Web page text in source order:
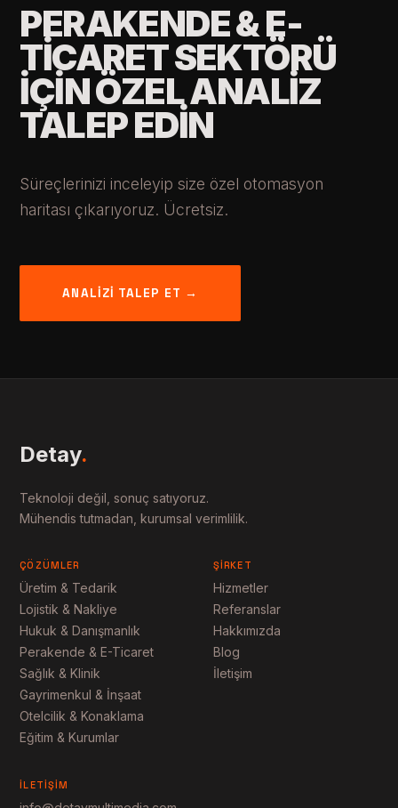
PERAKENDE & E-
TICARET SEKTÖRÜ
IÇIN ÖZEL ANALIZ
TALEP EDIN
Süreçlerinizi inceleyip size özel otomasyon
haritası çıkarıyoruz. Ücretsiz.
ANALIZI TALEP ET →
Detay.
Teknoloji değil, sonuç satıyoruz.
Mühendis tutmadan, kurumsal verimlilik.
ÇÖZÜMLER
Üretim & Tedarik
Lojistik & Nakliye
Hukuk & Danışmanlık
Perakende & E-Ticaret
Sağlık & Klinik
Gayrimenkul & İnşaat
Otelcilik & Konaklama
Eğitim & Kurumlar
ŞIRKET
Hizmetler
Referanslar
Hakkımızda
Blog
İletişim
İLETIŞIM